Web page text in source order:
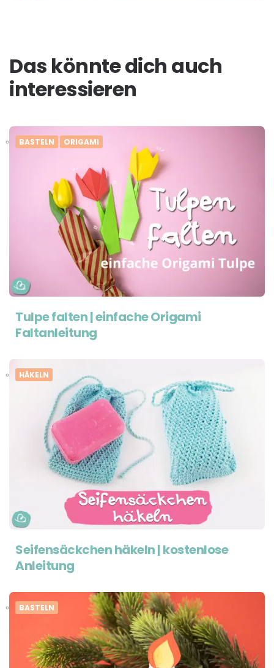
Das könnte dich auch
interessieren
BASTELN ORIGAMI
Tulpe falten | einfache Origami
Faltanleitung
HÄKELN
Seifensäckchen häkeln | kostenlose
Anleitung
BASTELN